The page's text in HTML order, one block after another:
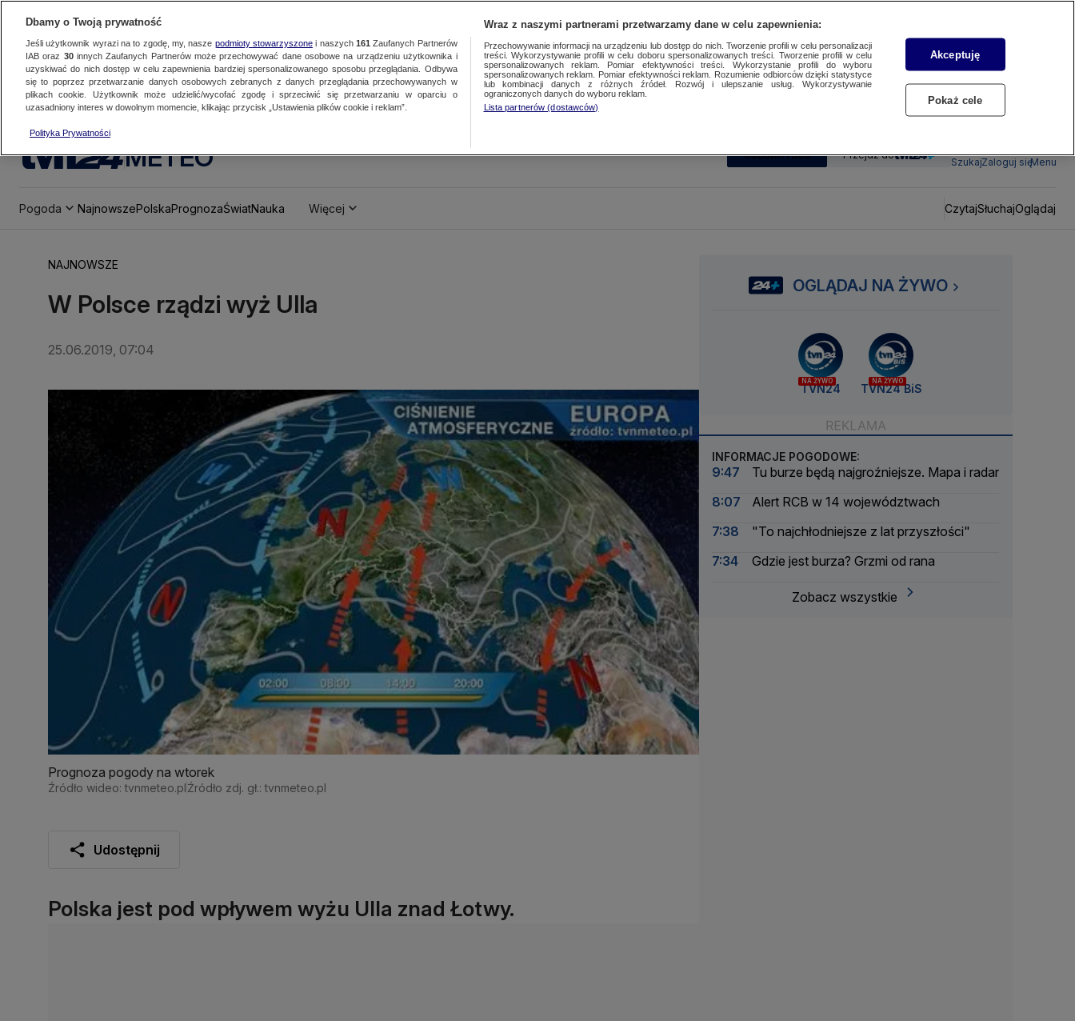
METEO SUBSKRYBUJ Przejdź do
SzukajZaloguj sięMenu
Pogoda NajnowszePolskaPrognozaŚwiatNauka Więcej CzytajSłuchajOglądaj
NAJNOWSZE
W Polsce rządzi wyż Ulla
25.06.2019, 07:04
Prognoza pogody na wtorek
Źródło wideo: tvnmeteo.plŹródło zdj. gł.: tvnmeteo.pl
Udostępnij
Polska jest pod wpływem wyżu Ulla znad Łotwy.
OGLĄDAJ NA ŻYWO
NA ŻYWO
TVN24
NA ŻYWO
TVN24 BiS
INFORMACJE POGODOWE:
9:47
Tu burze będą najgroźniejsze. Mapa i radar
8:07
Alert RCB w 14 województwach
7:38
"To najchłodniejsze z lat przyszłości"
7:34
Gdzie jest burza? Grzmi od rana
Zobacz wszystkie
Dbamy o Twoją prywatność
Jeśli użytkownik wyrazi na to zgodę, my, nasze podmioty stowarzyszonei naszych 161 Zaufanych Partnerów
IAB oraz 30innych Zaufanych Partnerów może przechowywać dane osobowe na urządzeniu użytkownika i
uzyskiwać do nich dostęp w celu zapewnienia bardziej spersonalizowanego sposobu przeglądania. Odbywa
się to poprzez przetwarzanie danych osobowych zebranych z danych przeglądania przechowywanych w
plikach cookie. Użytkownik może udzielić/wycofać zgodę i sprzeciwić się przetwarzaniu w oparciu o
uzasadniony interes w dowolnym momencie, klikając przycisk „Ustawienia plików cookie i reklam”.
Polityka Prywatności
Wraz z naszymi partnerami przetwarzamy dane w celu zapewnienia:
Przechowywanie informacji na urządzeniu lub dostęp do nich. Tworzenie profili w celu personalizacji
treści. Wykorzystywanie profili w celu doboru spersonalizowanych treści. Tworzenie profili w celu
spersonalizowanych reklam. Pomiar efektywności treści. Wykorzystanie profili do wyboru
spersonalizowanych reklam. Pomiar efektywności reklam. Rozumienie odbiorców dzięki statystyce
lub kombinacji danych z różnych źródeł. Rozwój i ulepszanie usług. Wykorzystywanie
ograniczonych danych do wyboru reklam.
Lista partnerów (dostawców)
Akceptuję
Pokaż cele